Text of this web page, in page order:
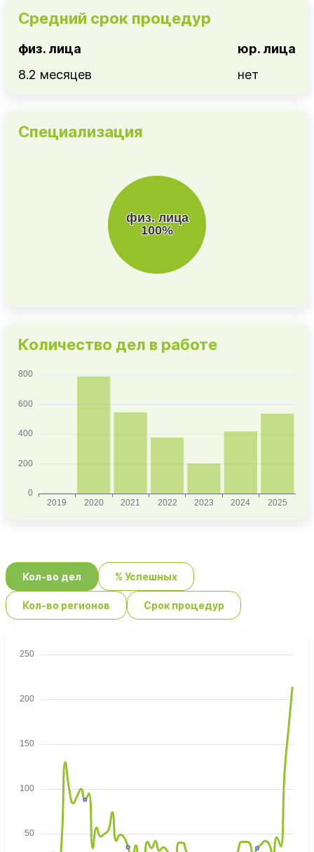
Средний срок процедур
физ. лица
8.2 месяцев
юр. лица
нет
Специализация
Количество дел в работе
Кол-во дел % Успешных
Кол-во регионов Срок процедур